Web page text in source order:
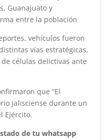
Guanajuato y
entre la población
vehículos fueron
vías estratégicas,
células delictivas ante
que “El
jalisciense durante un
Ejército.
de tu whatsapp